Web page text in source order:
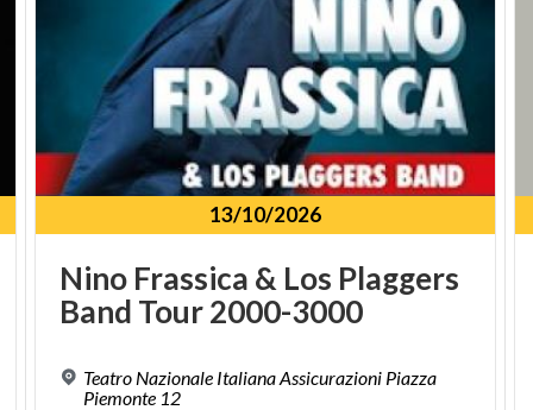
13/10/2026
Nino Frassica & Los Plaggers
Band Tour2000-3000
Teatro Nazionale Italiana Assicurazioni Piazza
Piemonte 12